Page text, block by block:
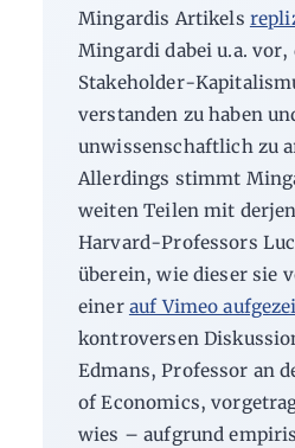
Mingardis Artikels
Mingardi dabei u.a. vor,
Stakeholder-
verstanden zu haben
unwissenschaftlich zu
Allerdings stimmt
weiten Teilen mit
Harvard-Professors
überein, wie dieser sie
einer auf Vimeo
kontroversen
Edmans, Professor an
of Economics,
wies – aufgrund